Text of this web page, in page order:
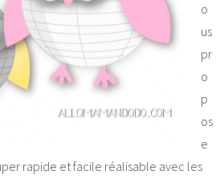
o
us
pr
o
p
os
e
rapide et facile réalisable avec les